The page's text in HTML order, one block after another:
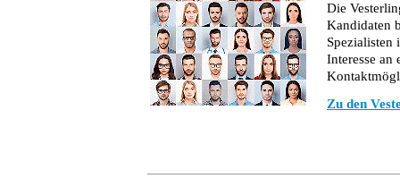
Die
Kandidaten
Spezialisten
Interesse an
Zu den